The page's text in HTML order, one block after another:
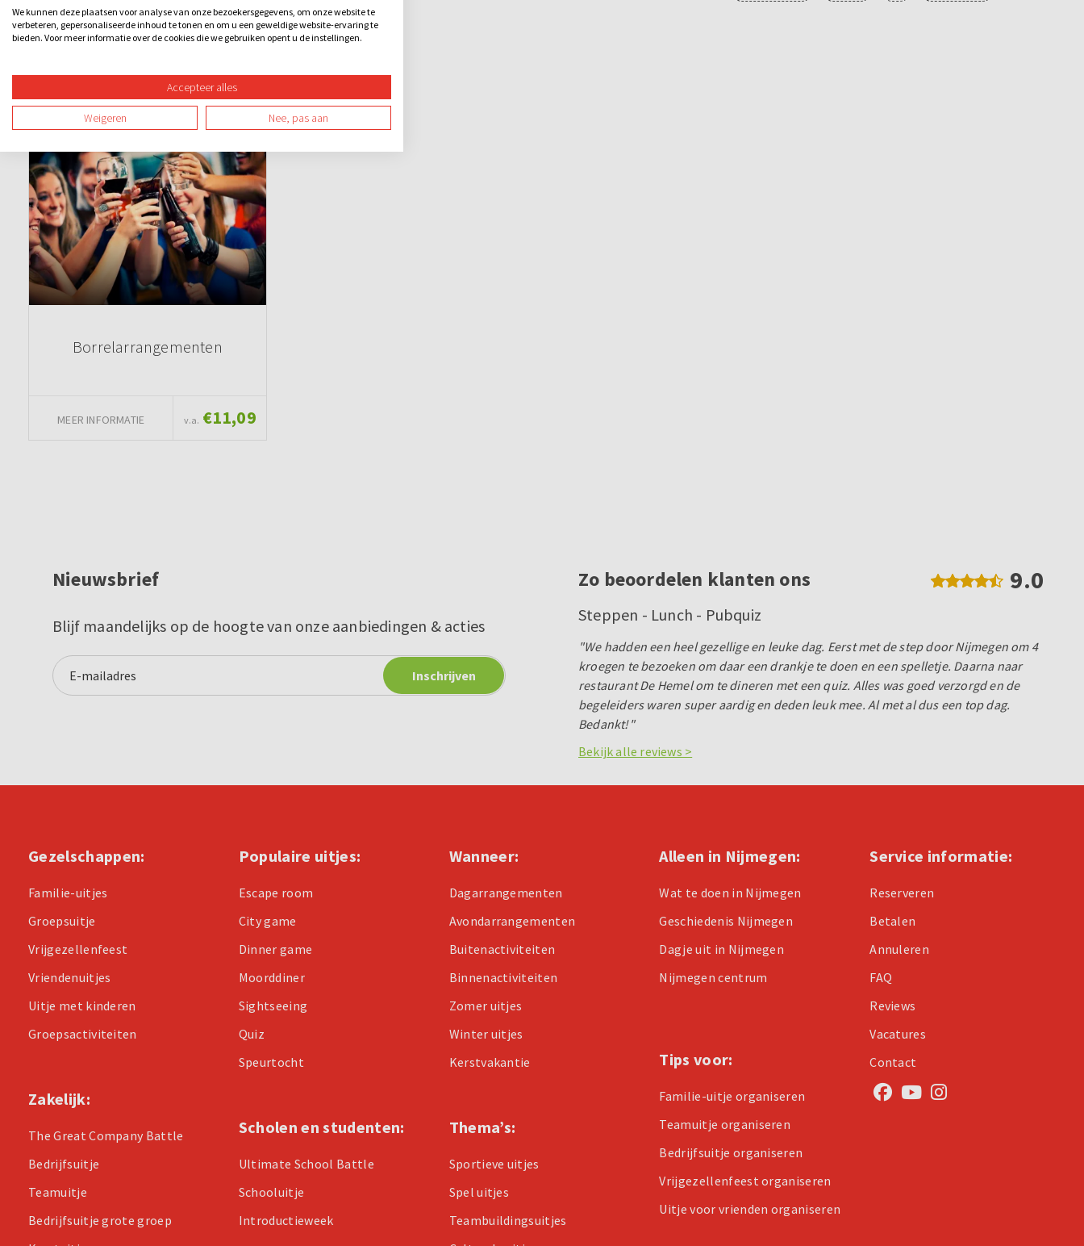
Ook leuk
Borrelarrangementen
MEER INFORMATIE v.a. €11,09
Nieuwsbrief
Blijf maandelijks op de hoogte van onze aanbiedingen & acties
Zo beoordelen klanten ons 9.0
Steppen - Lunch - Pubquiz
"We hadden een heel gezellige en leuke dag. Eerst met de step door Nijmegen om 4
kroegen te bezoeken om daar een drankje te doen en een spelletje. Daarna naar
restaurant De Hemel om te dineren met een quiz. Alles was goed verzorgd en de
begeleiders waren super aardig en deden leuk mee. Al met al dus een top dag.
Bedankt!"
Bekijk alle reviews >
Gezelschappen:
Familie-uitjes
Groepsuitje
Vrijgezellenfeest
Vriendenuitjes
Uitje met kinderen
Groepsactiviteiten
Zakelijk:
The Great Company Battle
Bedrijfsuitje
Teamuitje
Bedrijfsuitje grote groep
Populaire uitjes:
Escape room
City game
Dinner game
Moorddiner
Sightseeing
Quiz
Speurtocht
Scholen en studenten:
Ultimate School Battle
Schooluitje
Introductieweek
Wanneer:
Dagarrangementen
Avondarrangementen
Buitenactiviteiten
Binnenactiviteiten
Zomer uitjes
Winter uitjes
Kerstvakantie
Thema’s:
Sportieve uitjes
Spel uitjes
Teambuildingsuitjes
Alleen in Nijmegen:
Wat te doen in Nijmegen
Geschiedenis Nijmegen
Dagje uit in Nijmegen
Nijmegen centrum
Tips voor:
Familie-uitje organiseren
Teamuitje organiseren
Bedrijfsuitje organiseren
Vrijgezellenfeest organiseren
Uitje voor vrienden organiseren
Service informatie:
Reserveren
Betalen
Annuleren
FAQ
Reviews
Vacatures
Contact
We kunnen deze plaatsen voor analyse van onze bezoekersgegevens, om onze website te
verbeteren, gepersonaliseerde inhoud te tonen en om u een geweldige website-ervaring te
bieden. Voor meer informatie over de cookies die we gebruiken opent u de instellingen.
Accepteer alles
Weigeren Nee, pas aan